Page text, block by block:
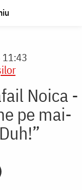
Noica -
pe mai-